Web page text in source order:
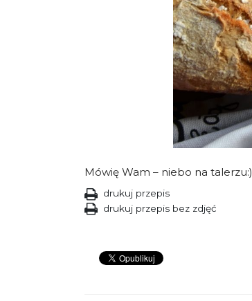
Mówię Wam – niebo na talerzu:)
drukuj przepis
drukuj przepis bez zdjęć